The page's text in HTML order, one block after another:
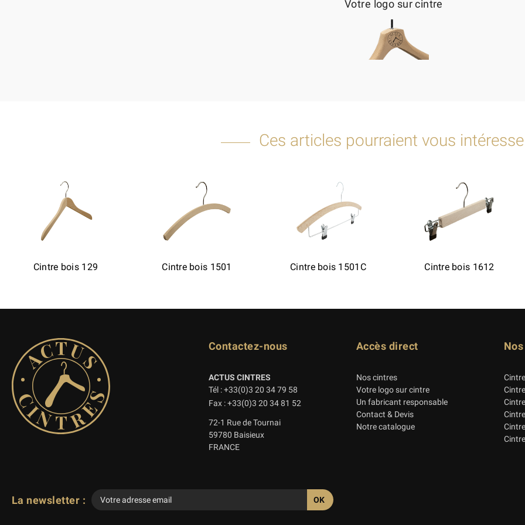
Votre logo sur cintre
Ces articles pourraient vous
Cintre bois 129 Cintre bois 1501 Cintre bois 1501C Cintre bois 1612
Contactez-nous
ACTUS CINTRES
Tél : +33(0)3 20 34 79 58
Fax : +33(0)3 20 34 81 52
72-1 Rue de Tournai
59780 Baisieux
FRANCE
Accès direct
Nos cintres
Votre logo sur cintre
Un fabricant responsable
Contact & Devis
Notre catalogue
La newsletter :